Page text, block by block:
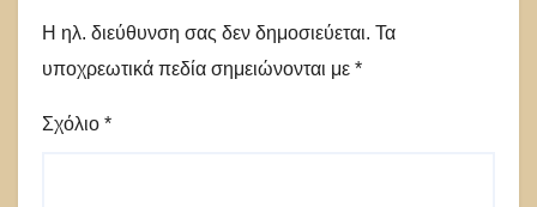
Η ηλ. διεύθυνση σας δεν δημοσιεύεται. Τα
υποχρεωτικά πεδία σημειώνονται με *
Σχόλιο *